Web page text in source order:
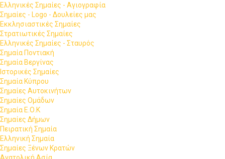
Ελληνικές Σημαίες - Αγιογραφία
Σημαίες - Logo - Δουλείες μας
Εκκλησιαστικές Σημαίες
Στρατιωτικές Σημαίες
Ελληνικές Σημαίες - Σταυρός
Σημαία Ποντιακή
Σημαία Βεργίνας
Ιστορικές Σημαίες
Σημαία Κύπρου
Σημαίες Αυτοκινήτων
Σημαίες Ομάδων
Σημαία Ε.Ο.Κ
Σημαίες Δήμων
Πειρατική Σημαία
Ελληνική Σημαία
Σημαίες Ξένων Κρατών
Ανατολική Ασία